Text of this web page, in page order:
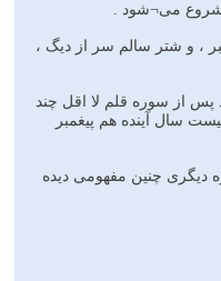
، و شتر سالم سر از دیگ ،
از سوره قلم لا اقل چند
سال آینده هم پیغمبر
دیگری چنین مفهومی دیده